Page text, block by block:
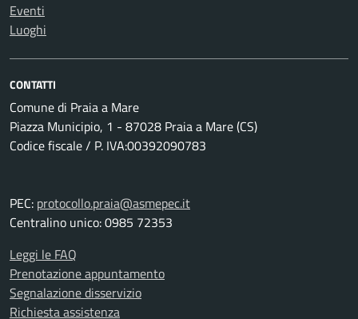
Eventi
Luoghi
CONTATTI
Comune di Praia a Mare
Piazza Municipio, 1 - 87028 Praia a Mare (CS)
Codice fiscale / P. IVA:00392090783
PEC: protocollo.praia@asmepec.it
Centralino unico: 0985 72353
Leggi le FAQ
Prenotazione appuntamento
Segnalazione disservizio
Richiesta assistenza